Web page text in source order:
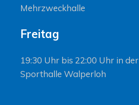
Mehrzweckhalle
Freitag
19:30 Uhr bis 22:00 Uhr in der
Sporthalle Walperloh